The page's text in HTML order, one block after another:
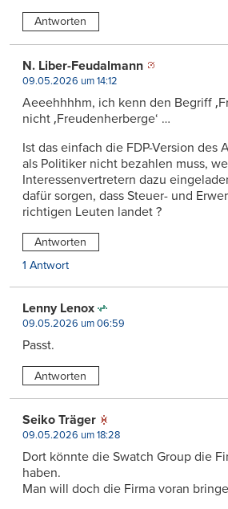
Antworten
N. Liber-Feudalmann
09.05.2026 um 14:12
Aeeehhhhm, ich kenn den Begriff
nicht ‚Freudenherberge‘ …
Ist das einfach die FDP-Version des
als Politiker nicht bezahlen muss,
Interessenvertretern dazu
dafür sorgen, dass Steuer- und
richtigen Leuten landet ?
Antworten
1 Antwort
Lenny Lenox
09.05.2026 um 06:59
Passt.
Antworten
Seiko Träger
09.05.2026 um 18:28
Dort könnte die Swatch Group die
haben.
Man will doch die Firma voran